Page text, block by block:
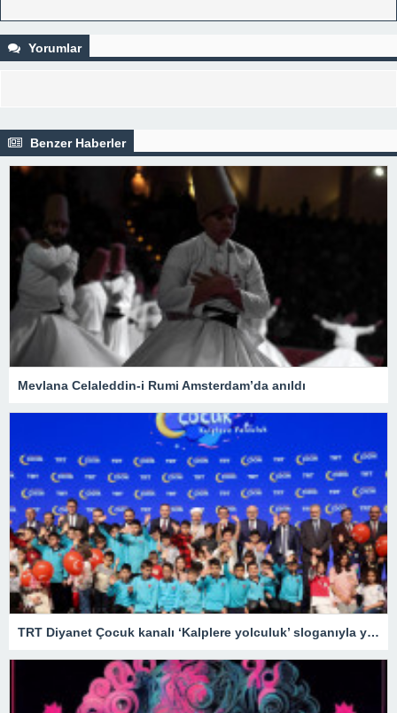
Yorumlar
Benzer Haberler
Mevlana Celaleddin-i Rumi Amsterdam’da anıldı
TRT Diyanet Çocuk kanalı ‘Kalplere yolculuk’ sloganıyla yayın hayatına başladı